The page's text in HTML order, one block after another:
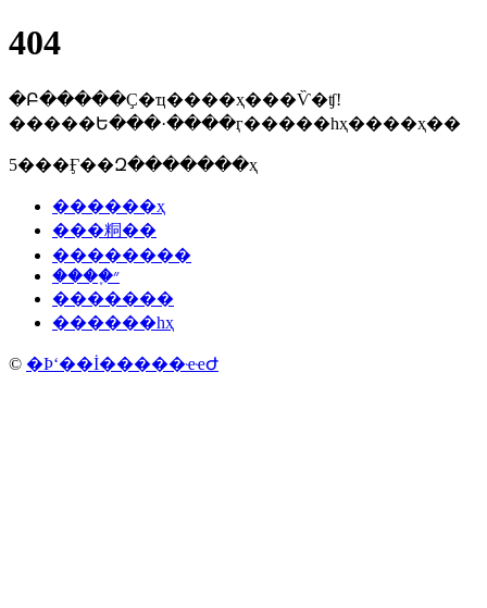
404
�Բ�����Ҫ�ҵ����ҳ���Ѷ�ʧ!
�����Ե���·����ӷ�����һҳ����ҳ��
5���Ӻ��Զ�������ҳ
������ҳ
���粡��
��������
����֢״
�������
������һҳ
© �Ϸʻ��İ�����ҽҽԺ